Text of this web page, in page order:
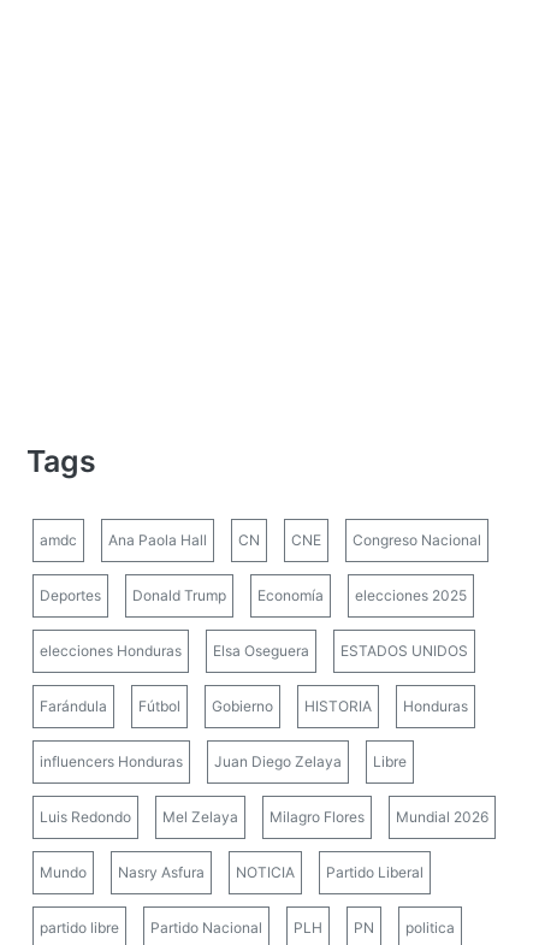
Tags
amdc Ana Paola Hall CN CNE Congreso Nacional
Deportes Donald Trump Economía elecciones 2025
elecciones Honduras Elsa Oseguera ESTADOS UNIDOS
Farándula Fútbol Gobierno HISTORIA Honduras
influencers Honduras Juan Diego Zelaya Libre
Luis Redondo Mel Zelaya Milagro Flores Mundial 2026
Mundo Nasry Asfura NOTICIA Partido Liberal
partido libre Partido Nacional PLH PN politica